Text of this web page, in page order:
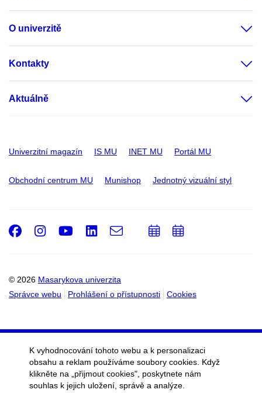
O univerzitě
Kontakty
Aktuálně
Univerzitní magazín IS MU INET MU Portál MU
Obchodní centrum MU Munishop Jednotný vizuální styl
© 2026 Masarykova univerzita
Správce webu
Prohlášení o přístupnosti Cookies
Facebook
Instagram
Youtube
LinkedIn
e-
Email
PřidatPřidat
K vyhodnocování tohoto webu a k personalizaci
obsahu a reklam používáme soubory cookies. Když
klikněte na „přijmout cookies", poskytnete nám
souhlas k jejich uložení, správě a analýze.